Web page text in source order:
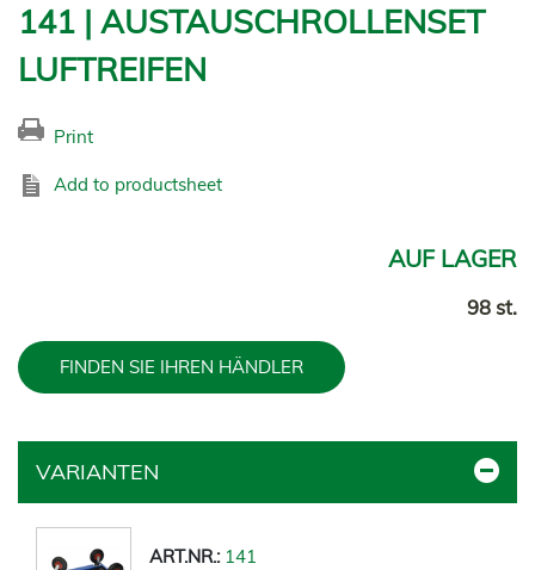
141 | AUSTAUSCHROLLENSET
LUFTREIFEN
Print
Add to productsheet
AUF LAGER
98 st.
FINDEN SIE IHREN HÄNDLER
VARIANTEN
141